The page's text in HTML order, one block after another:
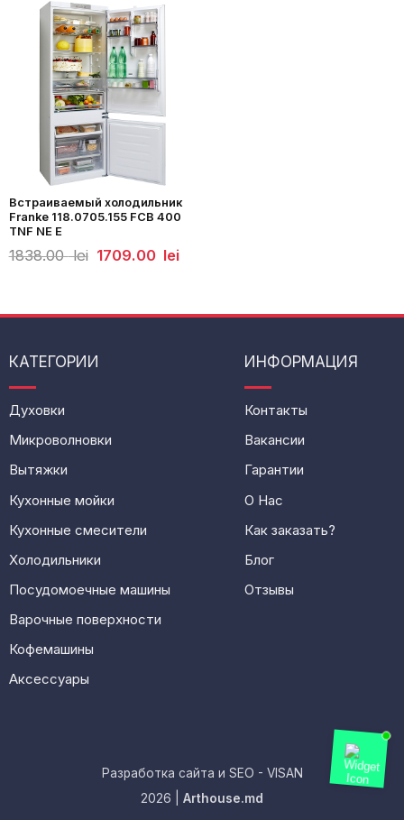
Встраиваемый холодильник
Franke 118.0705.155 FCB 400
TNF NE E
1838.00lei Первоначальная
цена
1709.00 leiТекущая
цена:
КАТЕГОРИИ
Духовки
Микроволновки
Вытяжки
Кухонные мойки
Кухонные смесители
Холодильники
Посудомоечные машины
Варочные поверхности
Кофемашины
Аксессуары
ИНФОРМАЦИЯ
Контакты
Вакансии
Гарантии
О Нас
Как заказать?
Блог
Отзывы
Разработка сайта и SEO - VISAN
2026 | Arthouse.md